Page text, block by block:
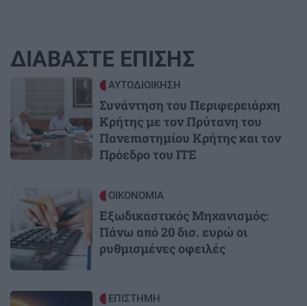
ΔΙΑΒΑΣΤΕ ΕΠΙΣΗΣ
ΑΥΤΟΔΙΟΙΚΗΣΗ
Συνάντηση του Περιφερειάρχη
Κρήτης με τον Πρύτανη του
Πανεπιστημίου Κρήτης και τον
Πρόεδρο του ΙΤΕ
ΟΙΚΟΝΟΜΙΑ
Εξωδικαστικός Μηχανισμός:
Πάνω από 20 δισ. ευρώ οι
ρυθμισμένες οφειλές
Image ΕΠΙΣΤΗΜΗ